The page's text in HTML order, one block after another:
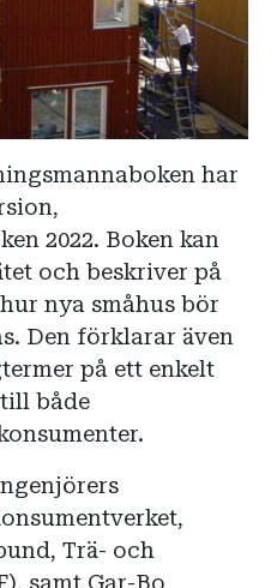
har
2022. Boken kan
och beskriver på
nya småhus bör
Den förklarar även
på ett enkelt
både
Trä- och
samt Gar-Bo